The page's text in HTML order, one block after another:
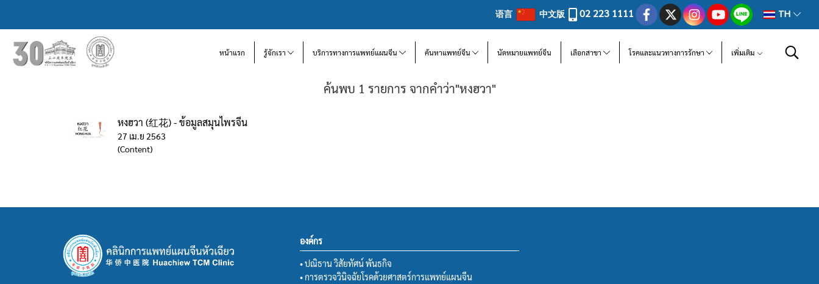
语言 中文版 02 223 1111 TH
หน้าแรก รู้จักเรา บริการทางการแพทย์แผนจีน ค้นหาแพทย์จีน นัดหมายแพทย์จีน เลือกสาขา โรคและแนวทางการรักษา เพิ่มเติม
ค้นพบ 1 รายการ จากคำว่า"หงฮวา"
หงฮวา (红花) - ข้อมูลสมุนไพรจีน
27 เม.ย 2563
(Content)
องค์กร
• ปณิธาน วิสัยทัศน์ พันธกิจ
• การตรวจวินิจฉัยโรคด้วยศาสตร์การแพทย์แผนจีน